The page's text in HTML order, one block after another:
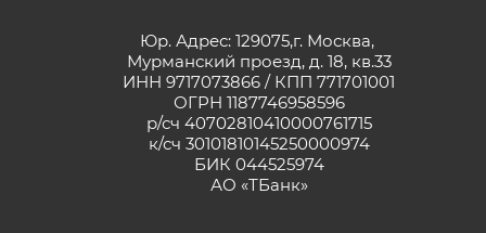
Юр. Адрес: 129075,г. Москва,
Мурманский проезд, д. 18, кв.33
ИНН 9717073866 / КПП 771701001
ОГРН 1187746958596
р/сч 40702810410000761715
к/сч 30101810145250000974
БИК 044525974
АО «ТБанк»